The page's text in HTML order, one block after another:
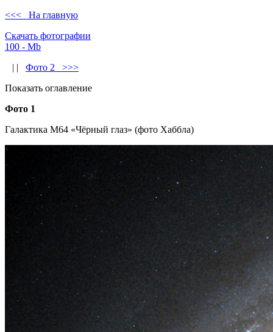
<<< На главную
Скачать фотографии
100 - Mb
| | Фото 2 >>>
Показать оглавление
Фото 1
Галактика M64 «Чёрный глаз» (фото Хаббла)